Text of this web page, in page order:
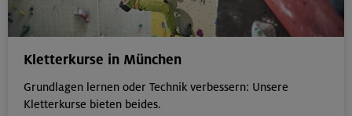
Kletterkurse in München
Grundlagen lernen oder Technik verbessern: Unsere
Kletterkurse bieten beides.